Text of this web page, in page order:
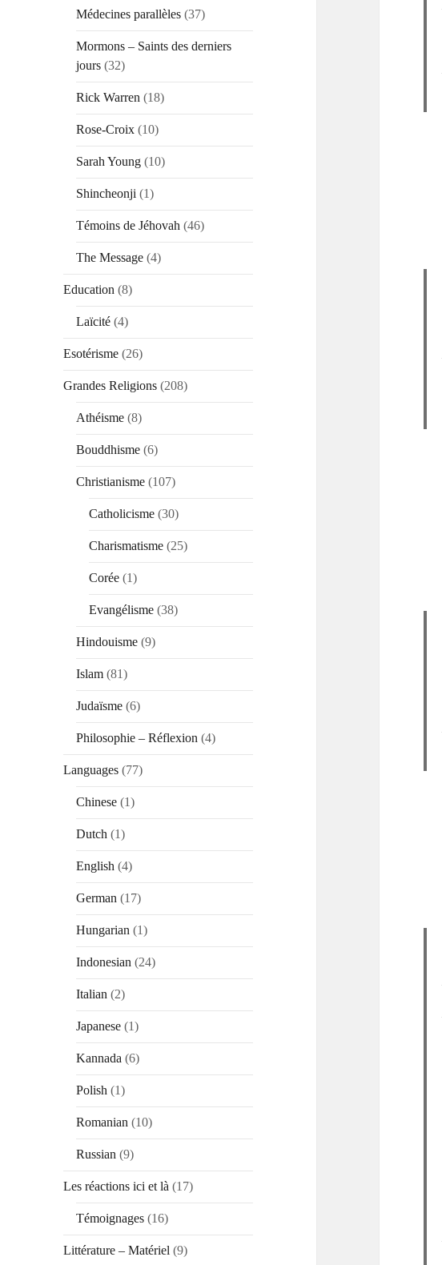
Médecines parallèles (37)
Mormons – Saints des derniers
jours (32)
Rick Warren (18)
Rose-Croix (10)
Sarah Young (10)
Shincheonji (1)
Témoins de Jéhovah (46)
The Message (4)
Education (8)
Laïcité (4)
Esotérisme (26)
Grandes Religions (208)
Athéisme (8)
Bouddhisme (6)
Christianisme (107)
Catholicisme (30)
Charismatisme (25)
Corée (1)
Evangélisme (38)
Hindouisme (9)
Islam (81)
Judaïsme (6)
Philosophie – Réflexion (4)
Languages (77)
Chinese (1)
Dutch (1)
English (4)
German (17)
Hungarian (1)
Indonesian (24)
Italian (2)
Japanese (1)
Kannada (6)
Polish (1)
Romanian (10)
Russian (9)
Les réactions ici et là (17)
Témoignages (16)
Littérature – Matériel (9)